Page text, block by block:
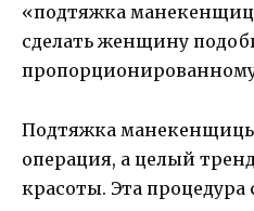
«подтяжка
сделать женщину
Подтяжка
операция, а целый
красоты. Эта процедура